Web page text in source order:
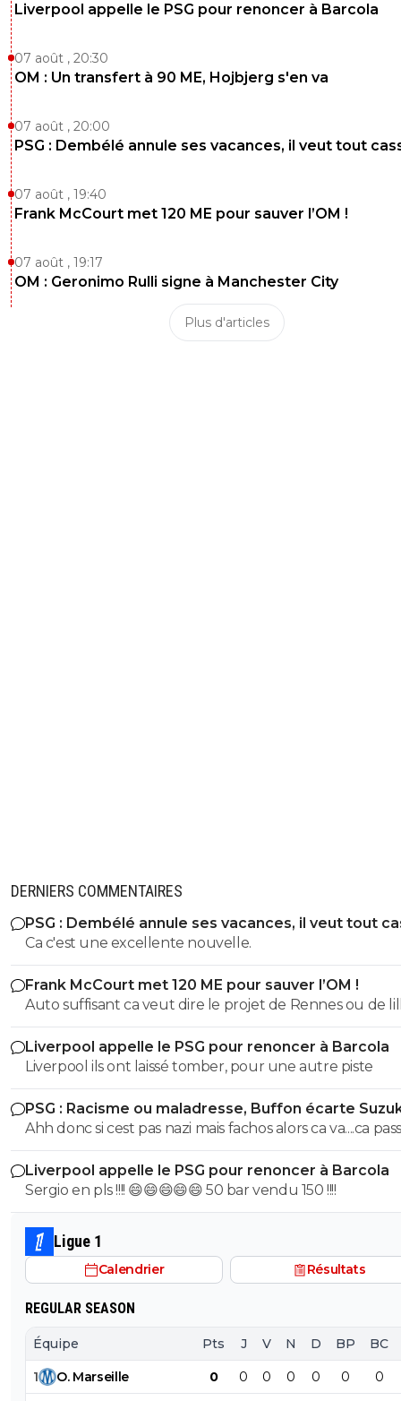
Liverpool appelle le PSG pour renoncer à Barcola
07 août , 20:30
OM : Un transfert à 90 ME, Hojbjerg s'en va
07 août , 20:00
PSG : Dembélé annule ses vacances, il veut tout
07 août , 19:40
Frank McCourt met 120 ME pour sauver l’OM !
07 août , 19:17
OM : Geronimo Rulli signe à Manchester City
Plus d'articles
DERNIERS COMMENTAIRES
PSG : Dembélé annule ses vacances, il veut tout
Ca c'est une excellente nouvelle.
Frank McCourt met 120 ME pour sauver l’OM !
Auto suffisant ca veut dire le projet de Rennes ou de
savoir vendre tes meilleur éléments chaques année
pouvoir justement t'auto suffire .. perso non merci je
etre ambitieux garder les meilleurs éléments et
caillasse quitte a se tromper de temps en temps ca
mais mac court na pas les épaules pour L'OM il aurait
racheter nantes ou nice ou bordeaux pas L'OM ..
Liverpool appelle le PSG pour renoncer à Barcola
Liverpool ils ont laissé tomber, pour une autre piste
PSG : Racisme ou maladresse, Buffon écarte
Ahh donc si cest pas nazi mais fachos alors ca va....ca
Liverpool appelle le PSG pour renoncer à Barcola
Sergio en pls !!!! 😄😄😄😄😄 50 bar vendu 150 !!!!
Ligue 1
Calendrier Résultats
REGULAR SEASON
Équipe Pts J V N D BP BC
1 O. Marseille 0 0 0 0 0 0 0